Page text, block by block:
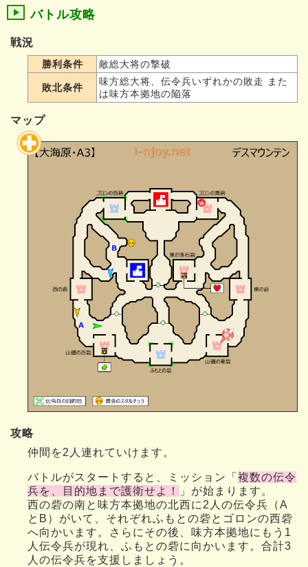
バトル攻略
戦況
勝利条件 敵総大将の撃破
敗北条件
味方総大将、伝令兵いずれかの敗走 また
は味方本拠地の陥落
マップ
攻略
仲間を2人連れていけます。
バトルがスタートすると、ミッション「 複数の伝令
兵を、目的地まで護衛せよ！
」が始まります。
西の砦の南と味方本拠地の北西に2人の伝令兵（A
とB）がいて、それぞれふもとの砦とゴロンの西砦
へ向かいます。さらにその後、味方本拠地にもう1
人伝令兵が現れ、ふもとの砦に向かいます。合計3
人の伝令兵を支援しましょう。